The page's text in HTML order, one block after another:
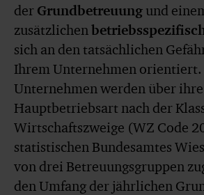
der Grundbetreuung und
zusätzlichen
sich an den tatsächlichen
Ihrem Unternehmen orientiert.
Unternehmen werden über ihre
Hauptbetriebsart nach der
Wirtschaftszweige (WZ Code
statistischen Bundesamtes
von drei Betreuungsgruppen
den Umfang der jährlichen